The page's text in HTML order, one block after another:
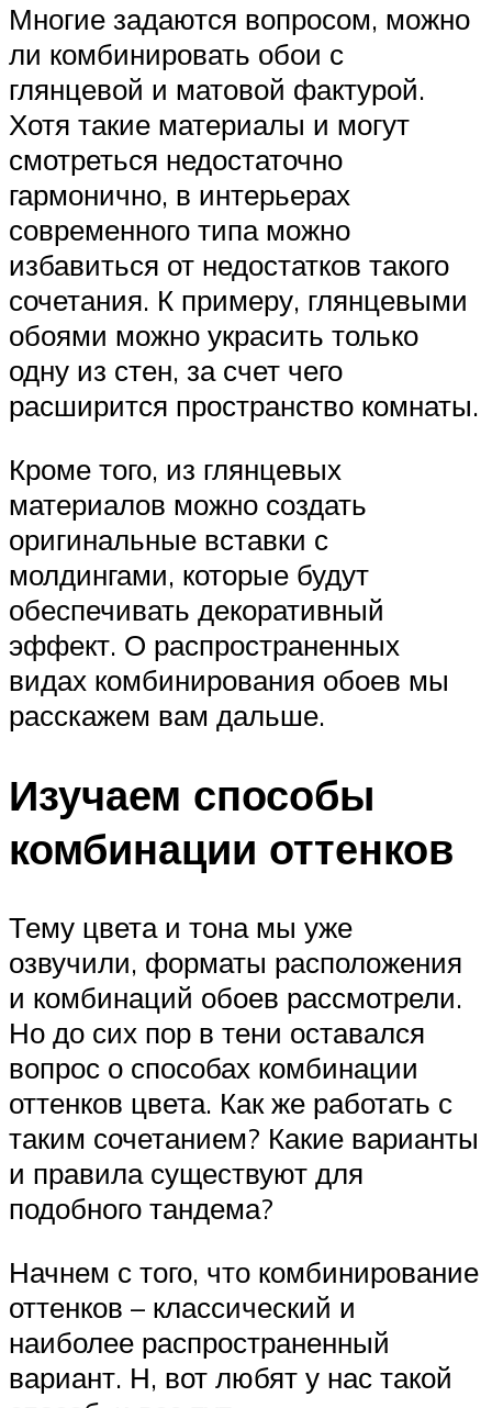
Многие задаются вопросом, можно
ли комбинировать обои с
глянцевой и матовой фактурой.
Хотя такие материалы и могут
смотреться недостаточно
гармонично, в интерьерах
современного типа можно
избавиться от недостатков такого
сочетания. К примеру, глянцевыми
обоями можно украсить только
одну из стен, за счет чего
расширится пространство комнаты.
Кроме того, из глянцевых
материалов можно создать
оригинальные вставки с
молдингами, которые будут
обеспечивать декоративный
эффект. О распространенных
видах комбинирования обоев мы
расскажем вам дальше.
Изучаем способы
комбинации оттенков
Тему цвета и тона мы уже
озвучили, форматы расположения
и комбинаций обоев рассмотрели.
Но до сих пор в тени оставался
вопрос о способах комбинации
оттенков цвета. Как же работать с
таким сочетанием? Какие варианты
и правила существуют для
подобного тандема?
Начнем с того, что комбинирование
оттенков – классический и
наиболее распространенный
вариант. Н, вот любят у нас такой